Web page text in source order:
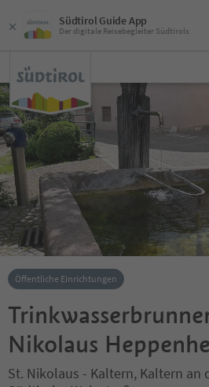
Südtirol Guide App
Der digitale Reisebegleiter Südtirols
Öffentliche Einrichtungen
Nikolaus
St. Nikolaus - Kaltern, Kaltern an